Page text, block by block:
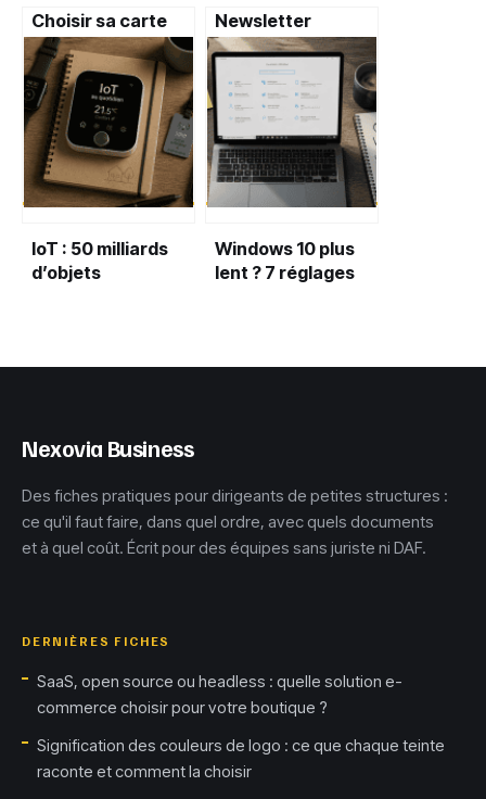
Choisir sa carte
mère : 3 erreurs
fatales qui brident
les performances
de votre PC
Newsletter
innovation : 10
articles clés et 3
méthodes pour
maîtriser votre
veille stratégique
IoT : 50 milliards
d’objets
l’automatisation
Windows 10 plus
lent ? 7 réglages
Nexovia Business
Des fiches pratiques pour dirigeants de petites structures :
ce qu'il faut faire, dans quel ordre, avec quels documents
et à quel coût. Écrit pour des équipes sans juriste ni DAF.
DERNIÈRES FICHES
SaaS, open source ou headless : quelle solution e-
commerce choisir pour votre boutique ?
Signification des couleurs de logo : ce que chaque teinte
raconte et comment la choisir